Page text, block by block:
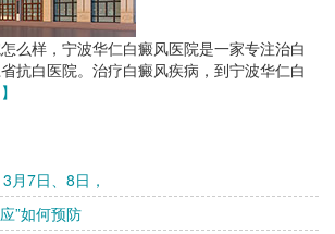
么样，宁波华仁白癜风医院是一家专注治白
抗白医院。治疗白癜风疾病，到宁波华仁白
月7日、8日，
”如何预防